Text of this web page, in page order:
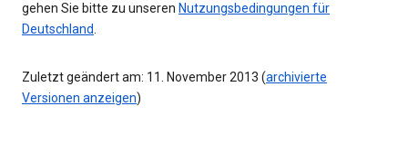
gehen Sie bitte zu unseren Nutzungsbedingungen für
Deutschland.
Zuletzt geändert am: 11. November 2013 (archivierte
Versionen anzeigen)